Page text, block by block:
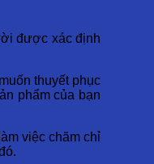
được xác định
thuyết phục
phẩm của bạn
việc chăm chỉ